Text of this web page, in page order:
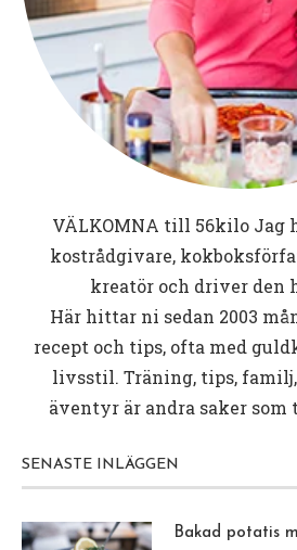
VÄLKOMNA till 56kiloJag
kostrådgivare,
kreatör och driver den
Här hittar ni sedan 2003
recept och tips, ofta med
livsstil. Träning, tips, familj,
äventyr är andra saker som
SENASTE INLÄGGEN
Bakad potatis